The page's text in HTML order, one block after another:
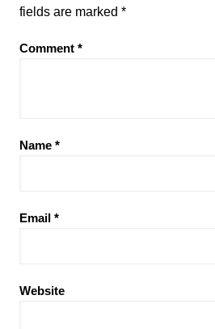
fields are marked *
Comment *
Name *
Email *
Website